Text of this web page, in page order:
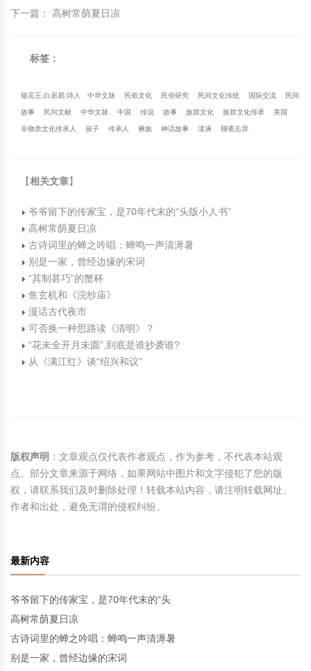
下一篇 ： 高树常荫夏日凉
标签：
骆宾王;白居易;诗人 中华文脉 民俗文化 民俗研究 民间文化传统 国际交流 民间
故事 民间文献 中华文脉 中国 传说 故事 族群文化 族群文化传承 美国
非物质文化传承人 孩子 传承人 彝族 神话故事 漾濞 聊斋志异
【相关文章】
爷爷留下的传家宝，是70年代末的“头版小人书”
高树常荫夏日凉
古诗词里的蝉之吟唱：蝉鸣一声清溽暑
别是一家，曾经边缘的宋词
“其制甚巧”的蟹杯
鱼玄机和《浣纱庙》
漫话古代夜市
可否换一种思路读《清明》？
“花未全开月未圆”,到底是谁抄袭谁?
从《满江红》谈“绍兴和议”
版权声明 ：文章观点仅代表作者观点，作为参考，不代表本站观
点。部分文章来源于网络，如果网站中图片和文字侵犯了您的版
权，请联系我们及时删除处理！转载本站内容，请注明转载网址、
作者和出处，避免无谓的侵权纠纷。
最新内容
爷爷留下的传家宝，是70年代末的“头
高树常荫夏日凉
古诗词里的蝉之吟唱：蝉鸣一声清溽暑
别是一家，曾经边缘的宋词